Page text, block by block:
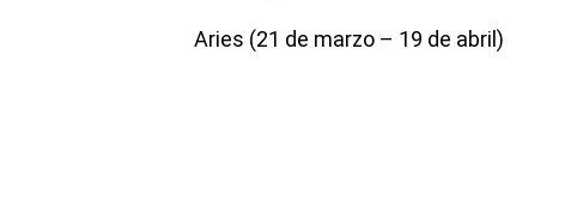
Aries (21 de marzo – 19 de abril)